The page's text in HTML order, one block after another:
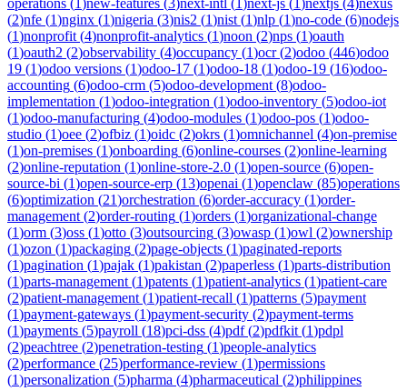
(2)nfe (1)nginx (1)nigeria (3)nis2 (1)nist (1)nlp (1)no-code (6)nodejs
(1)nonprofit (4)nonprofit-analytics (1)noon (2)nps (1)oauth
(1)oauth2 (2)observability (4)occupancy (1)ocr(2)odoo (446)odoo
19 (1)odoo versions (1)odoo-17 (1)odoo-18 (1)odoo-19 (16)odoo-
accounting (6)odoo-crm (5)odoo-development (8)odoo-
implementation (1)odoo-integration (1)odoo-inventory (5)odoo-iot
(1)odoo-manufacturing (4)odoo-modules (1)odoo-pos (1)odoo-
studio (1)oee (2)ofbiz (1)oidc (2)okrs (1)omnichannel (4)on-premise
(1)on-premises (1)onboarding (6)online-courses (2)online-learning
(2)online-reputation (1)online-store-2.0 (1)open-source (6)open-
source-bi (1)open-source-erp (13)openai (1)openclaw (85)operations
(6)optimization (21)orchestration (6)order-accuracy (1)order-
management (2)order-routing (1)orders (1)organizational-change
(1)orm (3)oss (1)otto (3)outsourcing (3)owasp (1)owl (2)ownership
(1)ozon (1)packaging (2)page-objects (1)paginated-reports
(1)pagination (1)pajak (1)pakistan (2)paperless (1)parts-distribution
(1)parts-management (1)patents (1)patient-analytics (1)patient-care
(2)patient-management (1)patient-recall (1)patterns (5)payment
(1)payment-gateways (1)payment-security (2)payment-terms
(1)payments (5)payroll (18)pci-dss (4)pdf(2)pdfkit (1)pdpl
(2)peachtree (2)penetration-testing (1)people-analytics
(2)performance (25)performance-review (1)permissions
(1)personalization (5)pharma (4)pharmaceutical (2)philippines